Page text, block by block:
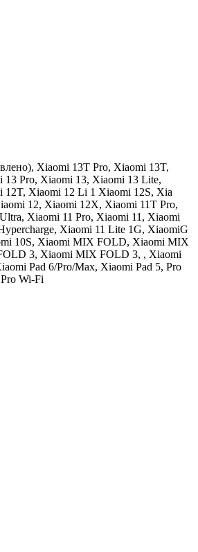
Xiaomi 13T Pro, Xiaomi 13T,
13 Pro, Xiaomi 13, Xiaomi 13 Lite,
12T, Xiaomi 12 Li 1 Xiaomi 12S, Xia
12, Xiaomi 12X, Xiaomi 11T Pro,
Xiaomi 11 Pro, Xiaomi 11, Xiaomi
Xiaomi 11 Lite 1G, XiaomiG
10S, Xiaomi MIX FOLD, Xiaomi MIX
3, Xiaomi MIX FOLD 3, , Xiaomi
Pad 6/Pro/Max, Xiaomi Pad 5, Pro
Wi-Fi